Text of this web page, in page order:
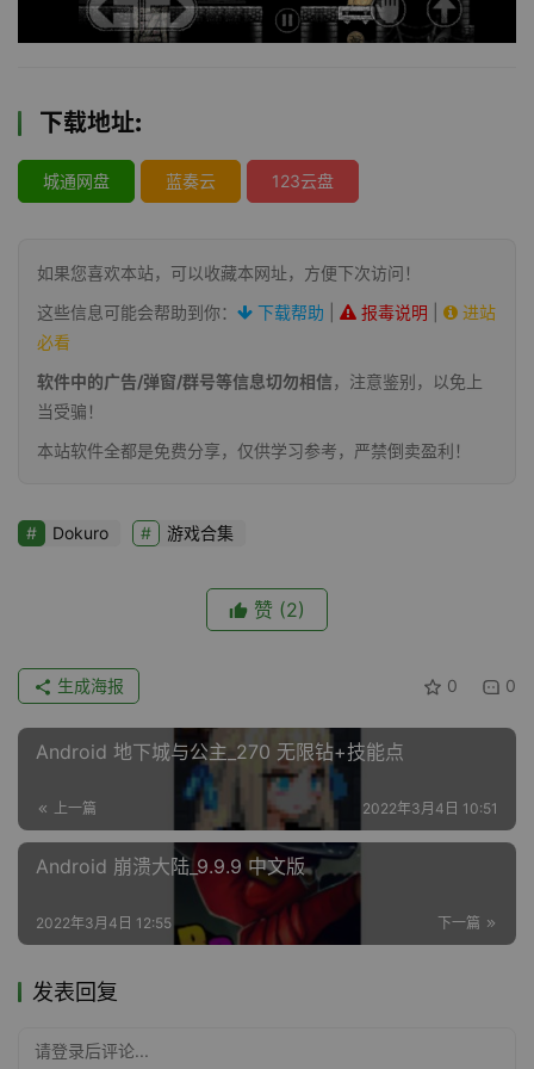
下载地址:
城通网盘 蓝奏云 123云盘
如果您喜欢本站，可以收藏本网址，方便下次访问！
这些信息可能会帮助到你：
下载帮助 报毒说明
进站
必看
软件中的广告/弹窗/群号等信息切勿相信，注意鉴别，以免上
当受骗！
本站软件全都是免费分享，仅供学习参考，严禁倒卖盈利！
Dokuro 游戏合集
赞 (2)
0 0
生成海报
Android 地下城与公主_270 无限钻+技能点
上一篇 2022年3月4日 10:51
Android 崩溃大陆_9.9.9 中文版
下一篇
2022年3月4日 12:55
发表回复
请登录后评论...